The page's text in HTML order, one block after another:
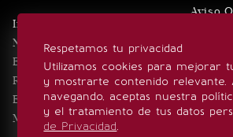
Respetamos tu privacidad
Utilizamos cookies para mejorar
y mostrarte contenido relevante.
navegando, aceptas nuestra
y el tratamiento de tus datos
de Privacidad.
Inicio
Noticias
Eventos
Realeza
Estilo de vida
Minuto x Minuto
Aviso